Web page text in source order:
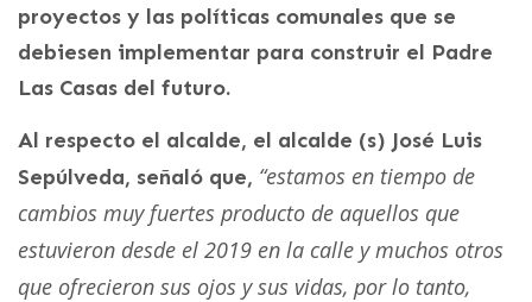
proyectos y las políticas comunales que se
debiesen implementar para construir el Padre
Las Casas del futuro.
Al respecto el alcalde, el alcalde (s) José Luis
Sepúlveda, señaló que, “estamos en tiempo de
cambios muy fuertes producto de aquellos que
estuvieron desde el 2019 en la calle y muchos otros
que ofrecieron sus ojos y sus vidas, por lo tanto,